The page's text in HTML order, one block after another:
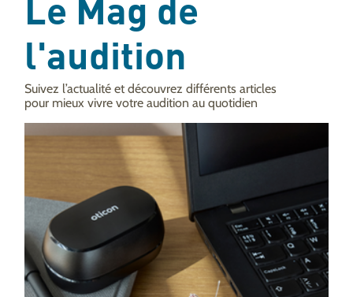
Le Mag de
l'audition
Suivez l’actualité et découvrez différents articles
pour mieux vivre votre audition au quotidien